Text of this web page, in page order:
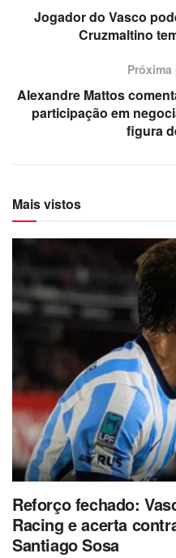
Jogador do Vasco
Cruzmaltino
Alexandre Mattos
participação em
figura
Mais vistos
Reforço fechado:
Racing e acerta
Santiago Sosa